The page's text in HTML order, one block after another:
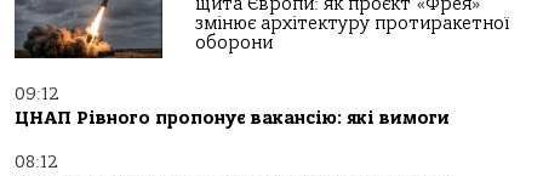
змінює архітектуру протиракетної
оборони
09:12
ЦНАП Рівного пропонує вакансію: які вимоги
08:12